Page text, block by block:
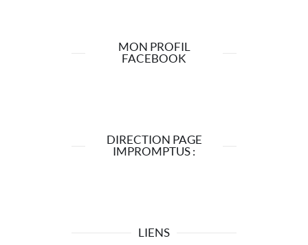
MON PROFIL
FACEBOOK
DIRECTION PAGE
IMPROMPTUS :
LIENS